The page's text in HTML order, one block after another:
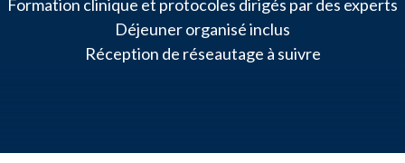
Formation clinique et protocoles dirigés par des experts
Déjeuner organisé inclus
Réception de réseautage à suivre